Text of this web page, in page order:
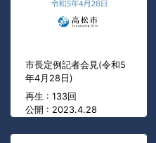
市長定例記者会見(令和5
年4月28日)
再生 : 133回
公開 : 2023.4.28